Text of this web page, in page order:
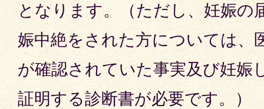
となります。（ただし、妊娠の
娠中絶をされた方については、
が確認されていた事実及び妊娠
証明する診断書が必要です。）